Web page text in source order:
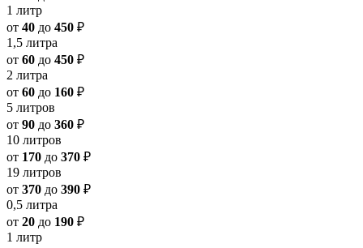
1 литр
от 40 до 450 ₽
1,5 литра
от 60 до 450 ₽
2 литра
от 60 до 160 ₽
5 литров
от 90 до 360 ₽
10 литров
от 170 до 370 ₽
19 литров
от 370 до 390 ₽
0,5 литра
от 20 до 190 ₽
1 литр